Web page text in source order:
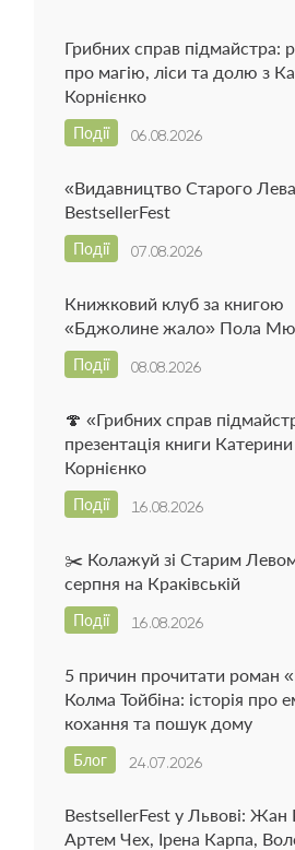
Грибних справ підмайстра:
про магію, ліси та долю з
Корнієнко
06.08.2026
Події
«Видавництво Старого
BestsellerFest
07.08.2026
Події
Книжковий клуб за книгою
«Бджолине жало» Пола
08.08.2026
Події
🍄 «Грибних справ
презентація книги Катерини
Корнієнко
16.08.2026
Події
✂️ Колажуй зі Старим
серпня на Краківській
16.08.2026
Події
5 причин прочитати роман
Колма Тойбіна: історія про
кохання та пошук дому
24.07.2026
Блог
BestsellerFest у Львові: Жан
Артем Чех, Ірена Карпа,